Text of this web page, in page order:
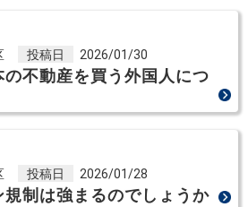
投稿日 2026/01/30
の不動産を買う外国人につ
投稿日 2026/01/28
制は強まるのでしょうか